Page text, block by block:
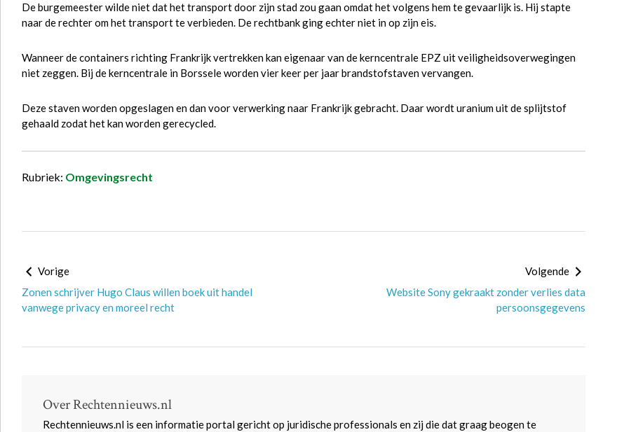
De burgemeester wilde niet dat het transport door zijn stad zou gaan omdat het volgens hem te gevaarlijk is. Hij stapte
naar de rechter om het transport te verbieden. De rechtbank ging echter niet in op zijn eis.
Wanneer de containers richting Frankrijk vertrekken kan eigenaar van de kerncentrale EPZ uit veiligheidsoverwegingen
niet zeggen. Bij de kerncentrale in Borssele worden vier keer per jaar brandstofstaven vervangen.
Deze staven worden opgeslagen en dan voor verwerking naar Frankrijk gebracht. Daar wordt uranium uit de splijtstof
gehaald zodat het kan worden gerecycled.
Rubriek: Omgevingsrecht
Vorige
Zonen schrijver Hugo Claus willen boek uit handel
vanwege privacy en moreel recht
Volgende
Website Sony gekraakt zonder verlies data
persoonsgegevens
Over Rechtennieuws.nl
Rechtennieuws.nl is een informatie portal gericht op juridische professionals en zij die dat graag beogen te